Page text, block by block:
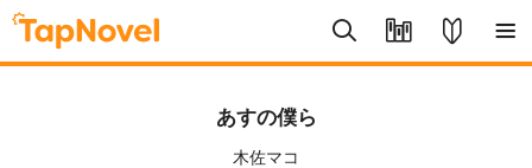
あすの僕ら
木佐マコ